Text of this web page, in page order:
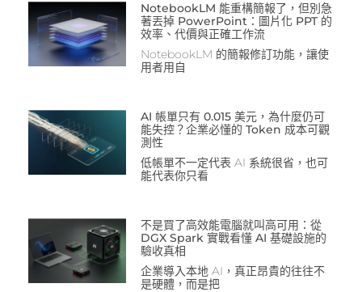
NotebookLM 能重構簡報了，但別急
著丟掉 PowerPoint：圖片化 PPT 的
效率、代價與正確工作流
NotebookLM 的簡報修訂功能，讓使
用者用自
AI 帳單只有 0.015 美元，為什麼仍可
能失控？企業必懂的 Token 成本可觀
測性
低帳單不一定代表 AI 系統很省，也可
能代表你只看
不是買了高效能電腦就叫高可用：從
DGX Spark 實戰看懂 AI 基礎設施的
驗收真相
企業導入本地 AI，真正昂貴的往往不
是硬體，而是把